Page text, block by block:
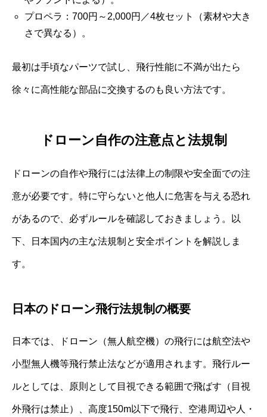
プロペラ：700円～2,000円／4枚セット（素材や大き
さで異なる）。
最初は手頃なパーツで試し、飛行性能に不満が出たら
徐々に高性能な部品に交換するのも良い方法です。
ドローン自作の注意点と法規制
ドローンの自作や飛行には法律上の制限や安全面での注
意が必要です。特に守らないと他人に危害を与える恐れ
があるので、必ずルールを確認しておきましょう。以
下、日本国内の主な法規制と安全ポイントを解説しま
す。
日本のドローン飛行法規制の概要
日本では、ドローン（無人航空機）の飛行には航空法や
小型無人機等飛行禁止法などが適用されます。飛行ルー
ルとしては、原則として目視できる範囲で飛ばす（目視
外飛行は禁止）、高度150m以下で飛行、空港周辺や人・